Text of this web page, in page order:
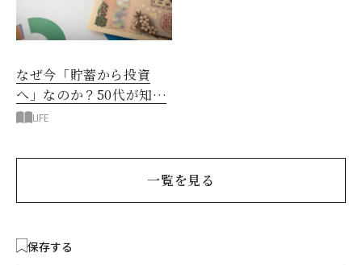
なぜ今「貯蓄から投資
へ」なのか？50代が知る
べきお金の新常識
LIFE
一覧を見る
保存する